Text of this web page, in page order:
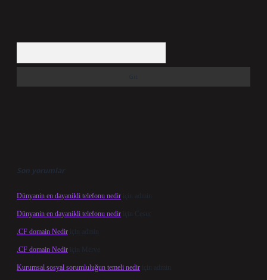
Son yorumlar
Dünyanin en dayanikli telefonu nedir için admin
Dünyanin en dayanikli telefonu nedir için Cesur
.CF domain Nedir için admin
.CF domain Nedir için Merve
Kurumsal sosyal sorumluluğun temeli nedir için admin